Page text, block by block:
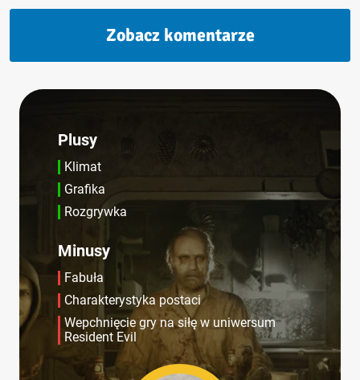
Zobacz komentarze
Plusy
Klimat
Grafika
Rozgrywka
Minusy
Fabuła
Charakterystyka postaci
Wepchnięcie gry na siłę w uniwersum
Resident Evil